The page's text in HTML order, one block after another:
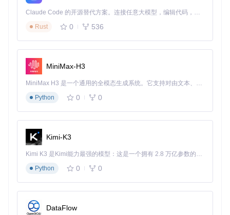
Claude Code 的开源替代方案。连接任意大模型，编辑代码，运行命令，自动验证 — 全自动执行。用 Rust 构建，极致性能。 ｜ An open-source alternative to Claude Code. Connect any LLM, edit code, run commands, and verify changes — autonomously. Built in Rust for speed. Get Started
Rust
0 536
MiniMax-H3
MiniMax H3 是一个通用的全模态生成系统。它支持对由文本、图像、视频和音频组成的多模态上下文进行统一理解，并能生成分辨率高达 2K、时长可达 15 秒的带原生立体声音频的视频。得益于面向任务泛化的系统设计，H3 在预训练阶段就已具备广泛的多模态上下文理解与生成能力，能够出色地执行复杂的多模态指令。
Python
0 0
Kimi-K3
Kimi K3 是Kimi能力最强的模型：这是一个拥有 2.8 万亿参数的混合专家（MoE）模型，具备原生视觉理解能力，并支持 100 万 token 的上下文窗口。
Python
0 0
DataFlow